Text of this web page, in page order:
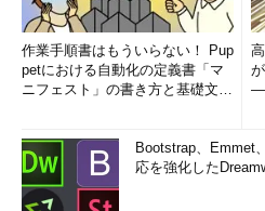
作業手順書はもういらない！ Pup
petにおける自動化の定義書「マ
ニフェスト」の書き方と基礎文法
―
Bootstrap、Emmet
応を強化した